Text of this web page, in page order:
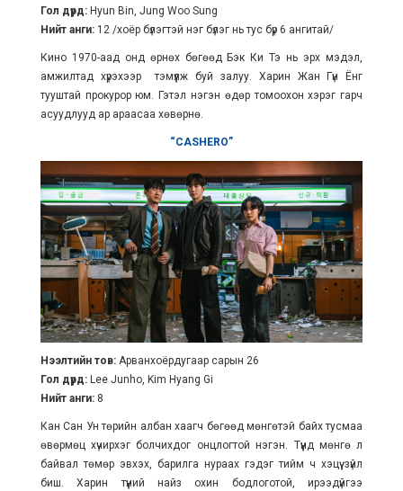
Гол дүрд:Hyun Bin, Jung Woo Sung
Нийт анги: 12 /хоёр бүлэгтэй нэг бүлэг нь тус бүр 6 ангитай/
Кино 1970-аад онд өрнөх бөгөөд Бэк Ки Тэ нь эрх мэдэл,
амжилтад хүрэхээр тэмүүлж буй залуу. Харин Жан Гүн Ёнг
тууштай прокурор юм. Гэтэл нэгэн өдөр томоохон хэрэг гарч
асуудлууд ар араасаа хөвөрнө.
“CASHERO”
Нээлтийн тов: Арванхоёрдугаар сарын 26
Гол дүрд: Lee Junho, Kim Hyang Gi
Нийт анги:8
Кан Сан Ун төрийн албан хаагч бөгөөд мөнгөтэй байх тусмаа
өвөрмөц хүчирхэг болчихдог онцлогтой нэгэн. Түүнд мөнгө л
байвал төмөр эвхэх, барилга нураах гэдэг тийм ч хэцүү зүйл
биш. Харин түүний найз охин бодлоготой, ирээдүйгээ